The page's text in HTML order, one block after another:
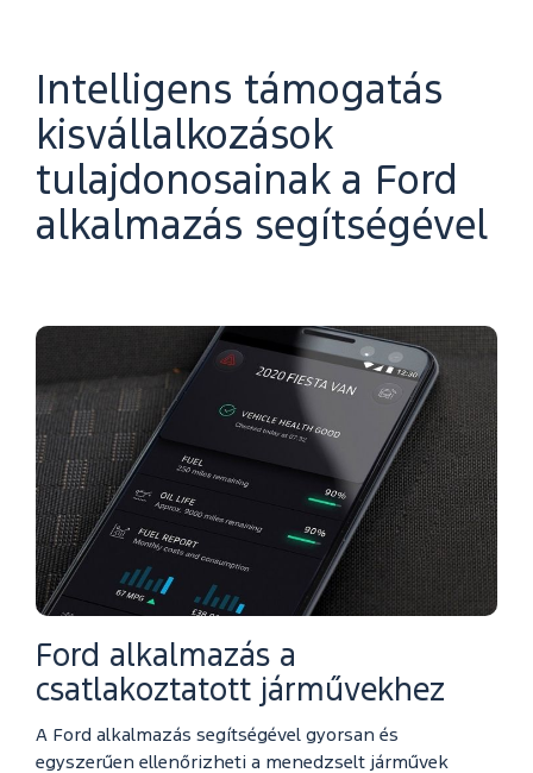
Intelligens támogatás
kisvállalkozások
tulajdonosainak a Ford
alkalmazás segítségével
Ford alkalmazás a
csatlakoztatott járművekhez
A Ford alkalmazás segítségével gyorsan és
egyszerűen ellenőrizheti a menedzselt járművek